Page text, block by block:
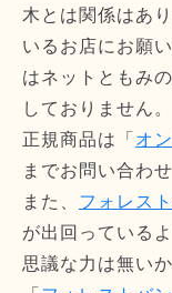
木とは関係はあ
いるお店にお願
はネットともみ
しておりません。
正規商品は「 オ
までお問い合わ
また、 フォレス
が出回っている
思議な力は無い